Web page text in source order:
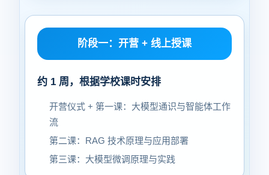
阶段一：开营 + 线上授课
约 1 周，根据学校课时安排
开营仪式 + 第一课：大模型通识与智能体工作
流
第二课：RAG 技术原理与应用部署
第三课：大模型微调原理与实践